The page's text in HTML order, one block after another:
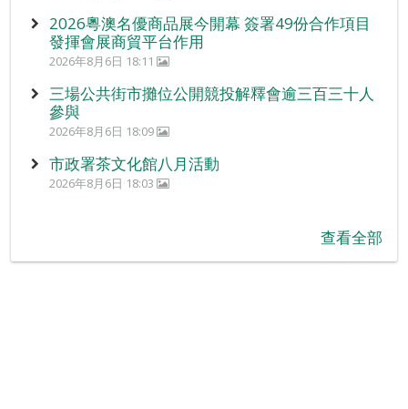
2026粵澳名優商品展今開幕 簽署49份合作項目
發揮會展商貿平台作用
2026年8月6日 18:11
三場公共街市攤位公開競投解釋會逾三百三十人
參與
2026年8月6日 18:09
市政署茶文化館八月活動
2026年8月6日 18:03
查看全部